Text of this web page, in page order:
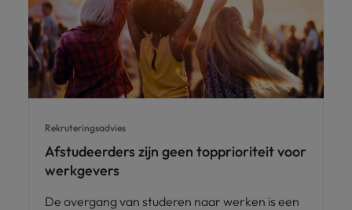
Rekruteringsadvies
Afstudeerders zijn geen topprioriteit voor
werkgevers
De overgang van studeren naar werken is een